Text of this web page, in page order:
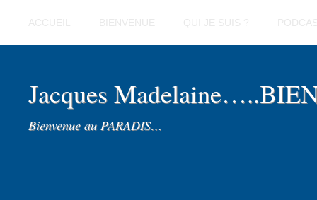
Jacques
Bienvenue au PARADIS…